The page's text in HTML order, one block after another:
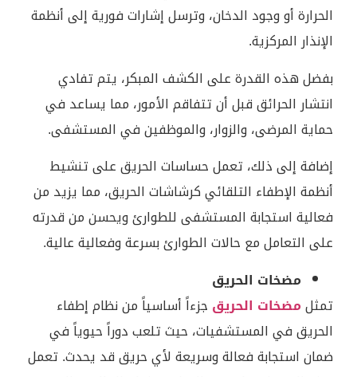
الحرارة أو وجود الدخان، وترسل إشارات فورية إلى أنظمة
الإنذار المركزية.
بفضل هذه القدرة على الكشف المبكر، يتم تفادي
انتشار الحرائق قبل أن تتفاقم الأمور، مما يساعد في
حماية المرضى، والزوار، والموظفين في المستشفى.
إضافة إلى ذلك، تعمل حساسات الحريق على تنشيط
أنظمة الإطفاء التلقائي كرشاشات الحريق، مما يزيد من
فعالية استجابة المستشفى للطوارئ ويحسن من قدرته
على التعامل مع حالات الطوارئ بسرعة وفعالية عالية.
مضخات الحريق
تمثلمضخات الحريق جزءاً أساسياً من نظام إطفاء
الحريق في المستشفيات، حيث تلعب دوراً حيوياً في
ضمان استجابة فعالة وسريعة لأي حريق قد يحدث. تعمل